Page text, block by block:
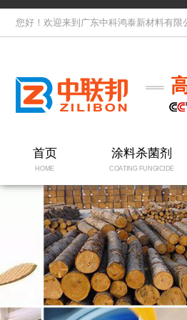
您好！欢迎来到广东中科鸿泰新材料有限
首页
HOME
涂料杀菌剂
COATING FUNGICIDE